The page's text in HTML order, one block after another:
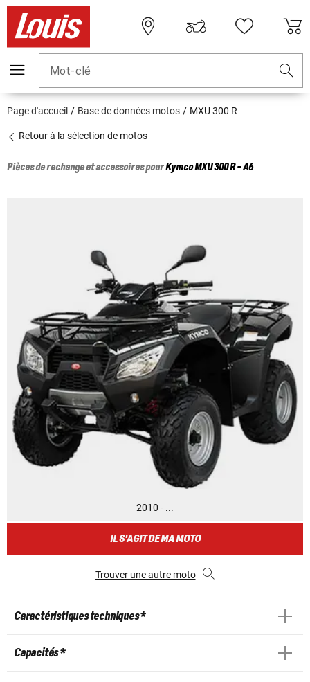
Mot-clé
Page d'accueil Base de données motos MXU 300 R
Retour à la sélection de motos
Pièces de rechange et accessoires pourKymcoMXU 300 R - A6
2010 - ...
IL S'AGIT DE MA MOTO
Trouver une autre moto
Caractéristiques techniques *
Capacités *